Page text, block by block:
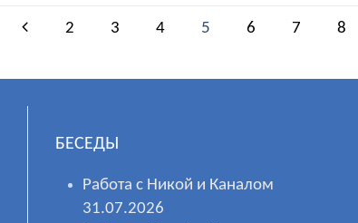
2 3 4 5 6 7 8
БЕСЕДЫ
Работа с Никой и Каналом
31.07.2026